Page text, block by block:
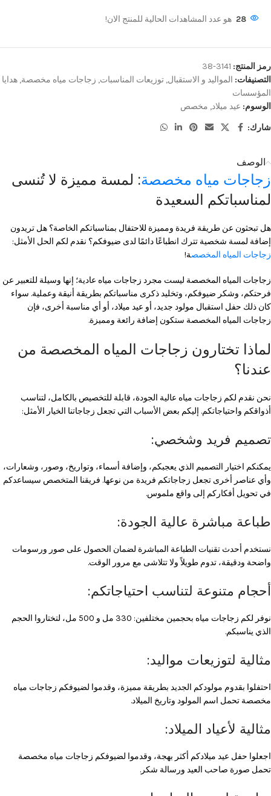
28 هو عدد المشاهدات الحالية للمنتج الان!
رمز المنتج: 3141-38
التصنيفات: المواليد و الاستقبال, توزيعات المناسبات, زجاجات مياه مخصصة, هدايا
المؤسسات
الوسوم: عيد ميلاد, مخصص
شارك:
الوصف
زجاجات مياه مخصصة: لمسة مميزة لا تُنسى
لمناسباتكم السعيدة
هل تبحثون عن طريقة فريدة ومميزة للاحتفال بمناسباتكم الخاصة؟ هل تريدون
إضافة لمسة شخصية تترك انطباعًا دائمًا لدى ضيوفكم؟ نقدم لكم الحل الأمثل:
زجاجات المياه المخصصة!
زجاجات المياه المخصصة ليست مجرد زجاجات مياه عادية؛ إنها وسيلة للتعبير عن
فرحتكم، وشكر ضيوفكم، وتخليد ذكرى مناسباتكم بطريقة أنيقة وعملية. سواء
كان ذلك حفل استقبال مولود جديد، أو عيد ميلاد، أو أي مناسبة أخرى، فإن
زجاجات المياه المخصصة ستكون إضافة رائعة ومميزة.
لماذا تختارون زجاجات المياه المخصصة من
عندنا؟
نحن نقدم لكم زجاجات مياه عالية الجودة، قابلة للتخصيص بالكامل، لتناسب
أذواقكم واحتياجاتكم. إليكم بعض الأسباب التي تجعل زجاجاتنا الخيار الأمثل:
تصميم فريد وشخصي:
يمكنكم اختيار التصميم الذي يعجبكم، وإضافة أسماء، وتواريخ، وصور، وشعارات،
وأي عناصر أخرى تجعل زجاجاتكم فريدة من نوعها. فريقنا المتخصص سيساعدكم
في تحويل أفكاركم إلى واقع ملموس.
طباعة مباشرة عالية الجودة:
نستخدم أحدث تقنيات الطباعة المباشرة لضمان الحصول على صور ورسومات
واضحة ودقيقة، تدوم طويلاً ولا تتلاشى مع مرور الوقت.
أحجام متنوعة لتناسب احتياجاتكم:
نوفر لكم زجاجات مياه بحجمين مختلفين: 330 مل و 500 مل، لتختاروا الحجم
الذي يناسبكم.
مثالية لتوزيعات مواليد:
احتفلوا بقدوم مولودكم الجديد بطريقة مميزة، وقدموا لضيوفكم زجاجات مياه
مخصصة تحمل اسم المولود وتاريخ الميلاد.
مثالية لأعياد الميلاد:
اجعلوا حفل عيد ميلادكم أكثر بهجة، وقدموا لضيوفكم زجاجات مياه مخصصة
تحمل صورة صاحب العيد ورسالة شكر.